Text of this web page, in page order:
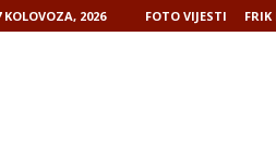
KOLOVOZA, 2026 FOTO VIJESTI